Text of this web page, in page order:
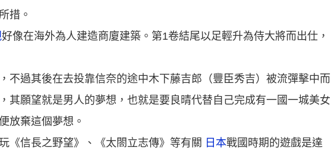
措。
好像在海外為人建造商廈建築。第1卷結尾以足輕升為侍大將而出仕，
不過其後在去投靠信奈的途中木下藤吉郎（豐臣秀吉）被流彈擊中而
其願望就是男人的夢想，也就是要良晴代替自己完成有一國一城美女
放棄這個夢想。
《信長之野望》、《太閤立志傳》等有關 日本戰國時期的遊戲是達